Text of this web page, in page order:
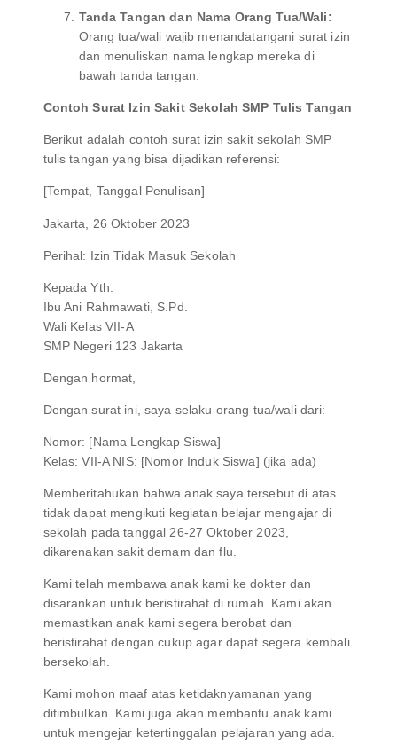
Tanda Tangan dan Nama Orang Tua/Wali:
Orang tua/wali wajib menandatangani surat izin
dan menuliskan nama lengkap mereka di
bawah tanda tangan.
Contoh Surat Izin Sakit Sekolah SMP Tulis Tangan
Berikut adalah contoh surat izin sakit sekolah SMP
tulis tangan yang bisa dijadikan referensi:
[Tempat, Tanggal Penulisan]
Jakarta, 26 Oktober 2023
Perihal: Izin Tidak Masuk Sekolah
Kepada Yth.
Ibu Ani Rahmawati, S.Pd.
Wali Kelas VII-A
SMP Negeri 123 Jakarta
Dengan hormat,
Dengan surat ini, saya selaku orang tua/wali dari:
Nomor: [Nama Lengkap Siswa]
Kelas: VII-A NIS: [Nomor Induk Siswa] (jika ada)
Memberitahukan bahwa anak saya tersebut di atas
tidak dapat mengikuti kegiatan belajar mengajar di
sekolah pada tanggal 26-27 Oktober 2023,
dikarenakan sakit demam dan flu.
Kami telah membawa anak kami ke dokter dan
disarankan untuk beristirahat di rumah. Kami akan
memastikan anak kami segera berobat dan
beristirahat dengan cukup agar dapat segera kembali
bersekolah.
Kami mohon maaf atas ketidaknyamanan yang
ditimbulkan. Kami juga akan membantu anak kami
untuk mengejar ketertinggalan pelajaran yang ada.